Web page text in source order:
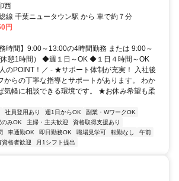
西
線 千葉ニュータウン駅 から 車で約７分
円
時間】9:00～13:00の4時間勤務 または 9:00～
憩1時間） ◆週１日～OK ◆１日４時間～OK
のPOINT！／ - ★サポート体制が充実！ 入社後
からの丁寧な指導とサポートがあります。 わか
気軽に相談できる環境です。 ★お休み希望も柔
社員登用あり 週1日からOK
副業・WワークOK
のみOK 主婦・主夫歓迎
資格取得支援あり
車通勤OK 即日勤務OK 職場見学可 転勤なし
午前
資格者歓迎 月1シフト提出